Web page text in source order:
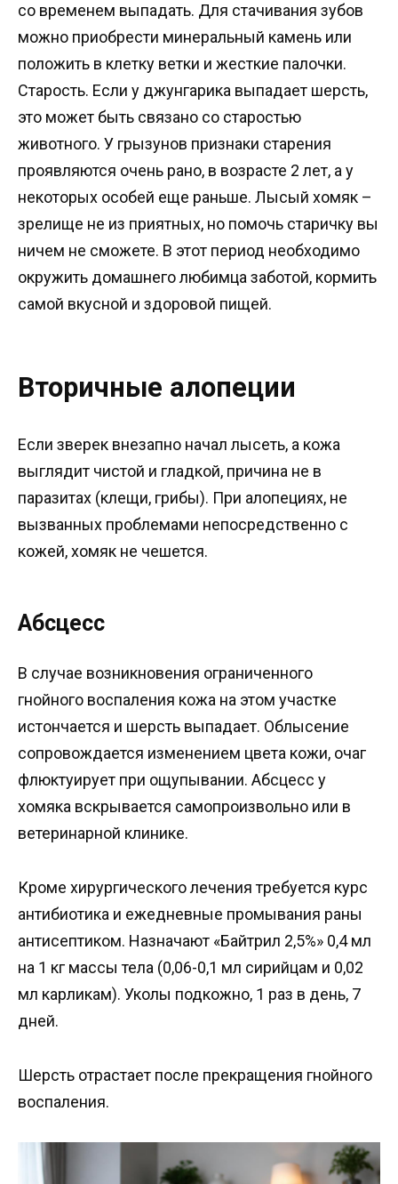
со временем выпадать. Для стачивания зубов
можно приобрести минеральный камень или
положить в клетку ветки и жесткие палочки.
Старость. Если у джунгарика выпадает шерсть,
это может быть связано со старостью
животного. У грызунов признаки старения
проявляются очень рано, в возрасте 2 лет, а у
некоторых особей еще раньше. Лысый хомяк –
зрелище не из приятных, но помочь старичку вы
ничем не сможете. В этот период необходимо
окружить домашнего любимца заботой, кормить
самой вкусной и здоровой пищей.
Вторичные алопеции
Если зверек внезапно начал лысеть, а кожа
выглядит чистой и гладкой, причина не в
паразитах (клещи, грибы). При алопециях, не
вызванных проблемами непосредственно с
кожей, хомяк не чешется.
Абсцесс
В случае возникновения ограниченного
гнойного воспаления кожа на этом участке
истончается и шерсть выпадает. Облысение
сопровождается изменением цвета кожи, очаг
флюктуирует при ощупывании. Абсцесс у
хомяка вскрывается самопроизвольно или в
ветеринарной клинике.
Кроме хирургического лечения требуется курс
антибиотика и ежедневные промывания раны
антисептиком. Назначают «Байтрил 2,5%» 0,4 мл
на 1 кг массы тела (0,06-0,1 мл сирийцам и 0,02
мл карликам). Уколы подкожно, 1 раз в день, 7
дней.
Шерсть отрастает после прекращения гнойного
воспаления.